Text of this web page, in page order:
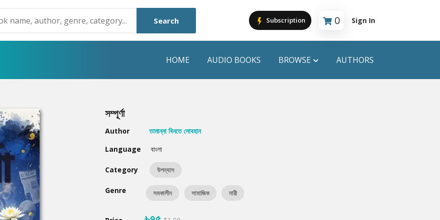
Search Subscription 0
Cart is empty
Sign In
HOME AUDIO BOOKS BROWSE
Humayun Ahmed
Mouri Morium
Hot & New
AUTHORS
সম্পূর্ণা
Author
তামান্না বিনতে সোবহান
Language
বাংলা
Category উপন্যাস
Genre সমকালীন সামাজিক নারী